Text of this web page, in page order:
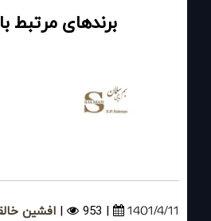
برندهای مرتبط
1401/4/11
| 953
| افشین خالقی